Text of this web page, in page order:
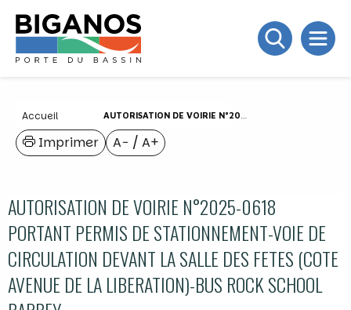
Accueil AUTORISATION DE VOIRIE N°2025-0618 PORTANT PERMIS DE STATIONNEMENT-VOIE DE CIRCULATION DEVANT LA SALLE DES FETES (COTE AVENUE DE LA LIBERATION)-BUS ROCK SCHOOL BARBEY
A− / A+
Imprimer
AUTORISATION DE VOIRIE N°2025-0618
PORTANT PERMIS DE STATIONNEMENT-VOIE DE
CIRCULATION DEVANT LA SALLE DES FETES (COTE
AVENUE DE LA LIBERATION)-BUS ROCK SCHOOL